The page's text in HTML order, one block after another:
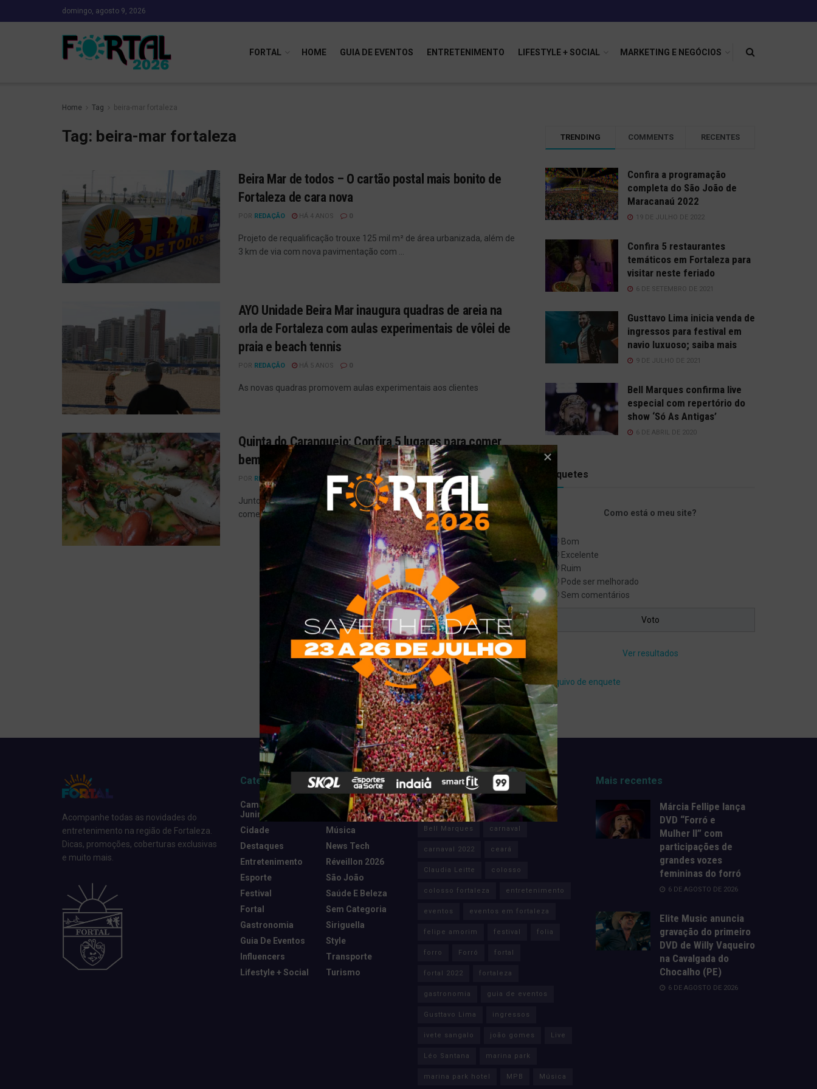
domingo, agosto 9, 2026
FORTAL HOME GUIA DE EVENTOS ENTRETENIMENTO LIFESTYLE + SOCIAL MARKETING E NEGÓCIOS
Home Tag beira-mar fortaleza
Tag: beira-mar fortaleza
Beira Mar de todos – O cartão postal mais bonito de
Fortaleza de cara nova
POR REDAÇÃO HÁ 4 ANOS 0
Projeto de requalificação trouxe 125 mil m² de área urbanizada, além de
3 km de via com nova pavimentação com ...
AYO Unidade Beira Mar inaugura quadras de areia na
orla de Fortaleza com aulas experimentais de vôlei de
praia e beach tennis
POR REDAÇÃO HÁ 5 ANOS 0
As novas quadras promovem aulas experimentais aos clientes
Quinta do Caranguejo: Confira 5 lugares para comer
bem em Fortaleza
POR REDAÇÃO HÁ 5 ANOS 0
Junto a promoções especiais e música ao vivo, confira 5 lugares para
comer bem seu caranguejo, seja no molho de ...
TRENDING COMMENTS RECENTES
Confira a programação
completa do São João de
Maracanaú 2022
19 DE JULHO DE 2022
Confira 5 restaurantes
temáticos em Fortaleza para
visitar neste feriado
6 DE SETEMBRO DE 2021
Gusttavo Lima inicia venda de
ingressos para festival em
navio luxuoso; saiba mais
9 DE JULHO DE 2021
Bell Marques confirma live
especial com repertório do
show ‘Só As Antigas’
6 DE ABRIL DE 2020
Enquetes
Como está o meu site?
Bom
Excelente
Ruim
Pode ser melhorado
Sem comentários
Ver resultados
Arquivo de enquete
Acompanhe todas as novidades do
entretenimento na região de Fortaleza.
Dicas, promoções, coberturas exclusivas
e muito mais.
Categorias
Camarote Vip
Junino
Cidade
Destaques
Entretenimento
Esporte
Festival
Fortal
Gastronomia
Guia De Eventos
Influencers
Lifestyle + Social
Marketing E
Negócios
Música
News Tech
Réveillon 2026
São João
Saúde E Beleza
Sem Categoria
Siriguella
Style
Transporte
Turismo
Tags
Anitta Axé Banda Eva
Bell Marques carnaval
carnaval 2022 ceará
Claudia Leitte colosso
colosso fortaleza entretenimento
eventos eventos em fortaleza
felipe amorim festival folia
forro Forró fortal
fortal 2022 fortaleza
gastronomia guia de eventos
Gusttavo Lima ingressos
ivete sangalo joão gomes Live
Léo Santana marina park
marina park hotel MPB Música
Mais recentes
Márcia Fellipe lança
DVD “Forró e
Mulher II” com
participações de
grandes vozes
femininas do forró
6 DE AGOSTO DE 2026
Elite Music anuncia
gravação do primeiro
DVD de Willy Vaqueiro
na Cavalgada do
Chocalho (PE)
6 DE AGOSTO DE 2026